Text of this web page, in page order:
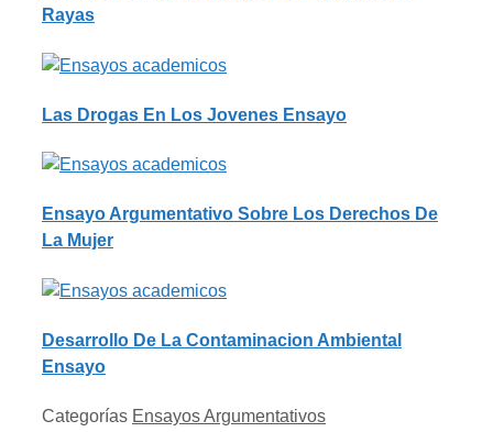
Rayas
Las Drogas En Los Jovenes Ensayo
Ensayo Argumentativo Sobre Los Derechos De
La Mujer
Desarrollo De La Contaminacion Ambiental
Ensayo
Categorías Ensayos Argumentativos